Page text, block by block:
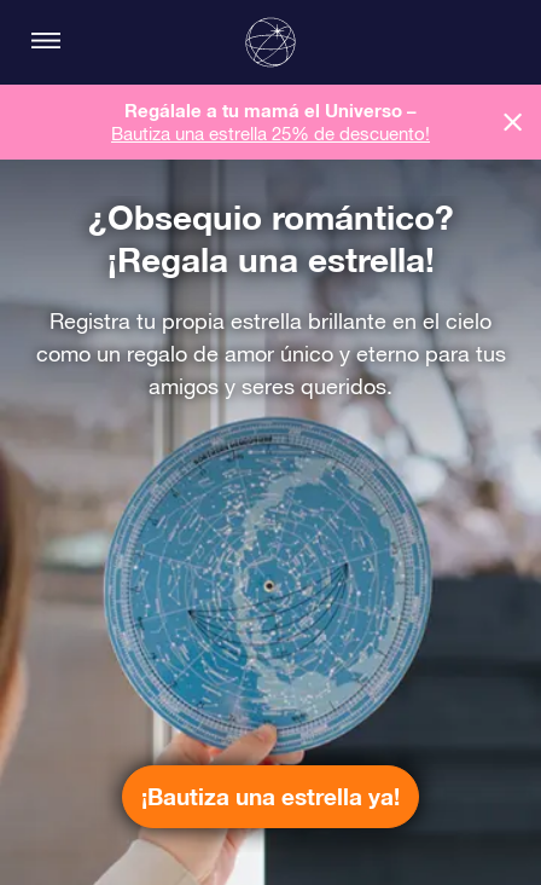
Regálale a tu mamá el Universo –
Bautiza una estrella 25% de descuento!
¿Obsequio romántico?
¡Regala una estrella!
Registra tu propia estrella brillante en el cielo
como un regalo de amor único y eterno para tus
amigos y seres queridos.
¡Bautiza una estrella ya!